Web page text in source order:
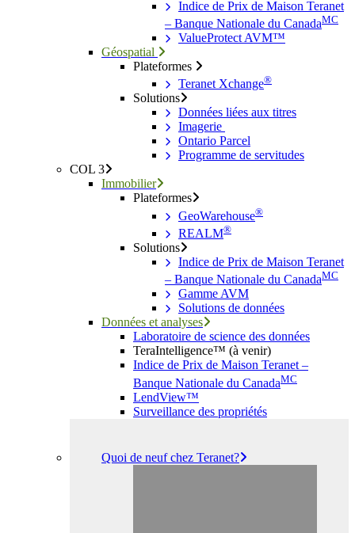
Indice de Prix de Maison Teranet
– Banque Nationale du CanadaMC
ValueProtect AVM™
Géospatial
Plateformes
Teranet Xchange®
Solutions
Données liées aux titres
Imagerie
Ontario Parcel
Programme de servitudes
COL 3
Immobilier
Plateformes
GeoWarehouse®
REALM®
Solutions
Indice de Prix de Maison Teranet
– Banque Nationale du CanadaMC
Gamme AVM
Solutions de données
Données et analyses
Laboratoire de science des données
TeraIntelligence™ (à venir)
Indice de Prix de Maison Teranet –
Banque Nationale du CanadaMC
LendView™
Surveillance des propriétés
Quoi de neuf chez Teranet?